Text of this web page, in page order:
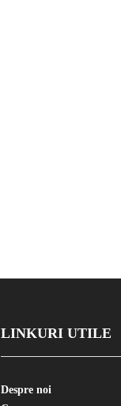
LINKURI UTILE
Despre noi